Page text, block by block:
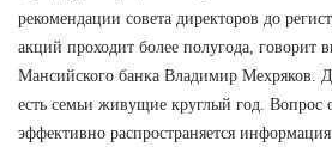
рекомендации совета директоров до
акций проходит более полугода, говорит
Мансийского банка Владимир Мехряков.
есть семьи живущие круглый год. Вопрос
эффективно распространяется